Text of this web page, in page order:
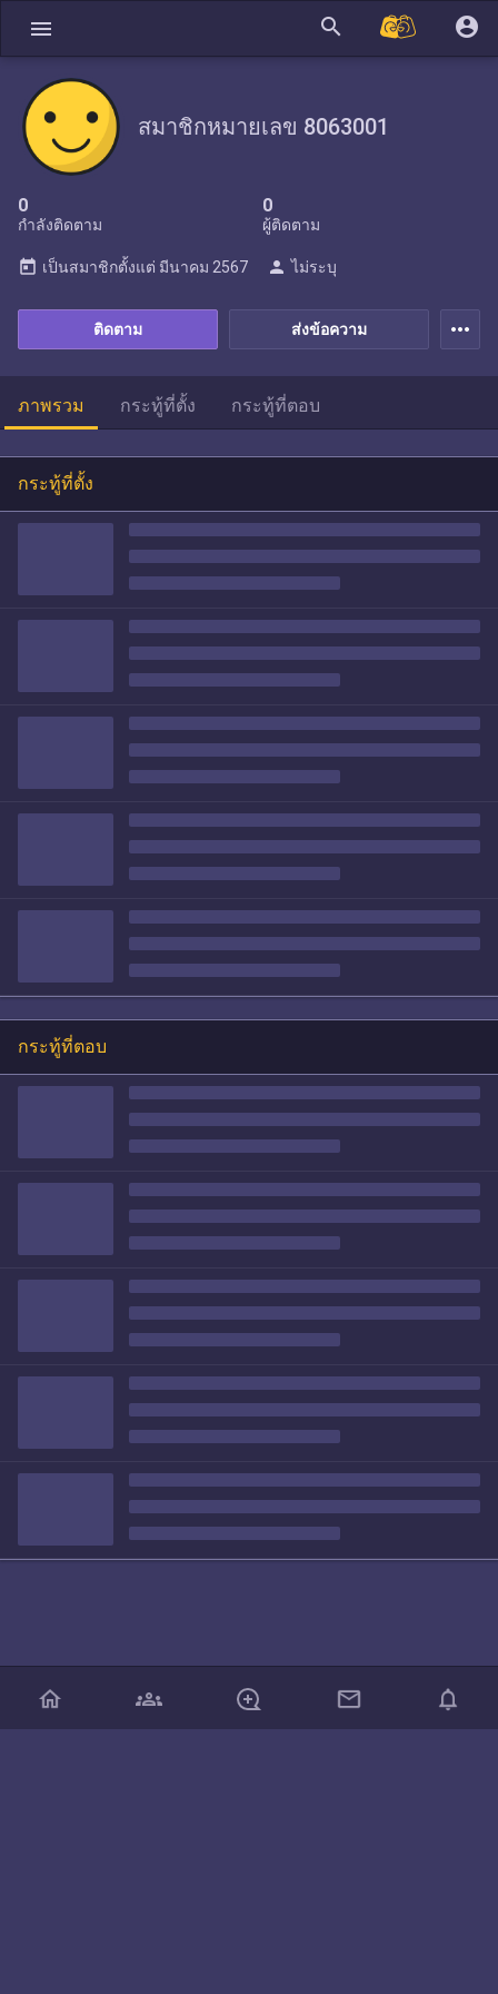
menu search account_circle
สมาชิกหมายเลข 8063001
0
กำลังติดตาม
0
ผู้ติดตาม
ส่งข้อความ
ติดตาม
today เป็นสมาชิกตั้งแต่ มีนาคม 2567 person ไม่ระบุ
more_horiz
ภาพรวม กระทู้ที่ตั้ง กระทู้ที่ตอบ
กระทู้ที่ตั้ง
กระทู้ที่ตอบ